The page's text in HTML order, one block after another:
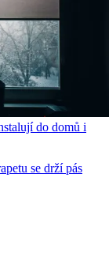
do domů i
se drží pás